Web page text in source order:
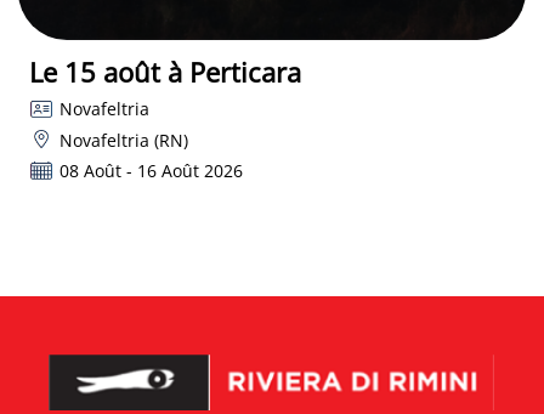
Le 15 août à Perticara
Novafeltria
Novafeltria (RN)
08 Août - 16 Août 2026